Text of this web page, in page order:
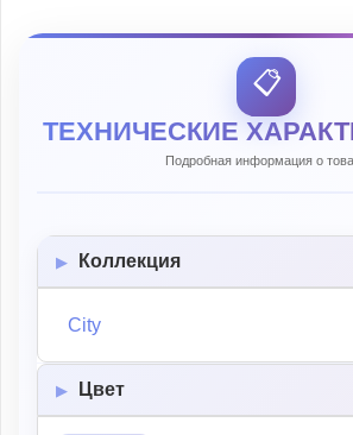
📋
ТЕХНИЧЕСКИЕ
Подробная информация о
Коллекция
City
Цвет